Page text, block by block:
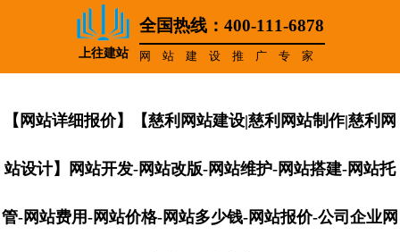
上往建站
全国热线：400-111-6878
网站建设推广专家
【网站详细报价】【慈利网站建设|慈利网站制作|慈利网
站设计】网站开发-网站改版-网站维护-网站搭建-网站托
管-网站费用-网站价格-网站多少钱-网站报价-公司企业网